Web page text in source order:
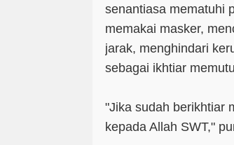
senantiasa mematuhi
memakai masker,
jarak, menghindari
sebagai ikhtiar
"Jika sudah berikhtiar
kepada Allah SWT,"